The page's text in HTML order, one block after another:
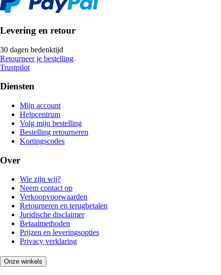
Levering en retour
30 dagen bedenktijd
Retourneer je bestelling
Trustpilot
Diensten
Mijn account
Helpcentrum
Volg mijn bestelling
Bestelling retourneren
Kortingscodes
Over
Wie zijn wij?
Neem contact op
Verkoopvoorwaarden
Retourneren en terugbetalen
Juridische disclaimer
Betaalmethoden
Prijzen en leveringsopties
Privacy verklaring
Onze winkels